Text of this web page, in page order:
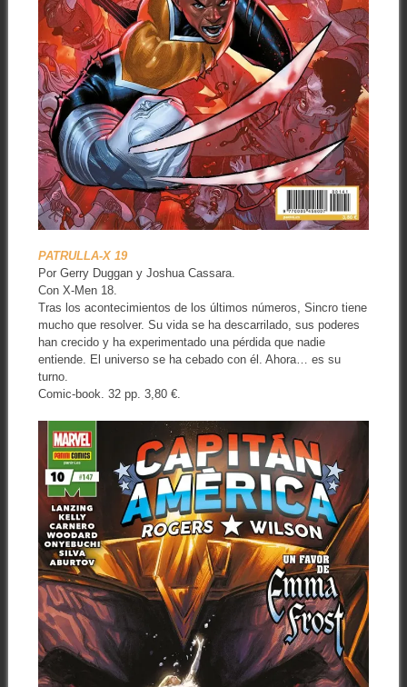
PATRULLA-X 19
Por Gerry Duggan y Joshua Cassara.
Con X-Men 18.
Tras los acontecimientos de los últimos números, Sincro tiene
mucho que resolver. Su vida se ha descarrilado, sus poderes
han crecido y ha experimentado una pérdida que nadie
entiende. El universo se ha cebado con él. Ahora… es su
turno.
Comic-book. 32 pp. 3,80 €.